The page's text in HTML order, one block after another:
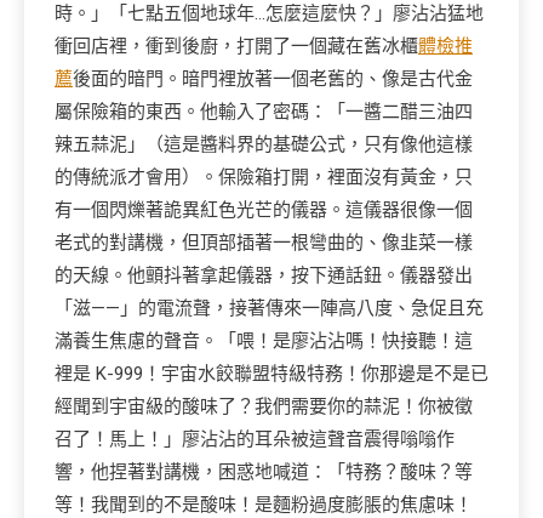
時。」「七點五個地球年…怎麼這麼快？」廖沾沾猛地
衝回店裡，衝到後廚，打開了一個藏在舊冰櫃體檢推
薦後面的暗門。暗門裡放著一個老舊的、像是古代金
屬保險箱的東西。他輸入了密碼：「一醬二醋三油四
辣五蒜泥」（這是醬料界的基礎公式，只有像他這樣
的傳統派才會用）。保險箱打開，裡面沒有黃金，只
有一個閃爍著詭異紅色光芒的儀器。這儀器很像一個
老式的對講機，但頂部插著一根彎曲的、像韭菜一樣
的天線。他顫抖著拿起儀器，按下通話鈕。儀器發出
「滋——」的電流聲，接著傳來一陣高八度、急促且充
滿養生焦慮的聲音。「喂！是廖沾沾嗎！快接聽！這
裡是 K-999！宇宙水餃聯盟特級特務！你那邊是不是已
經聞到宇宙級的酸味了？我們需要你的蒜泥！你被徵
召了！馬上！」廖沾沾的耳朵被這聲音震得嗡嗡作
響，他捏著對講機，困惑地喊道：「特務？酸味？等
等！我聞到的不是酸味！是麵粉過度膨脹的焦慮味！